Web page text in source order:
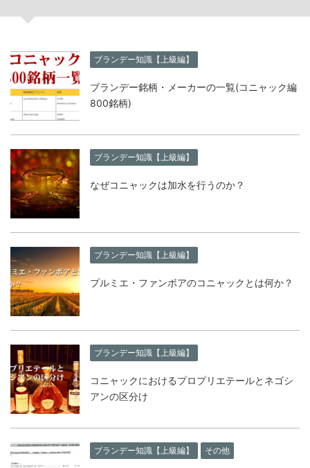
ブランデー知識【上級編】
ブランデー銘柄・メーカーの一覧(コニャック編
800銘柄)
ブランデー知識【上級編】
なぜコニャックは加水を行うのか？
ブランデー知識【上級編】
プルミエ・ファンボアのコニャックとは何か？
ブランデー知識【上級編】
コニャックにおけるプロプリエテールとネゴシ
アンの区分け
ブランデー知識【上級編】 その他